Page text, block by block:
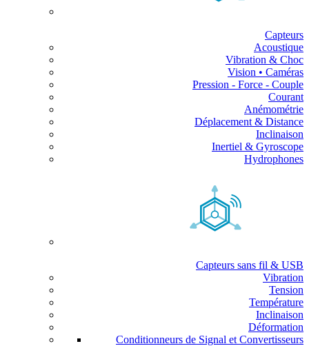
Capteurs
Acoustique
Vibration & Choc
Vision • Caméras
Pression - Force - Couple
Courant
Anémométrie
Déplacement & Distance
Inclinaison
Inertiel & Gyroscope
Hydrophones
Capteurs sans fil & USB
Vibration
Tension
Température
Inclinaison
Déformation
Conditionneurs de Signal et Convertisseurs